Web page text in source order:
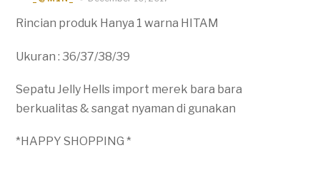
Rincian produk Hanya 1 warna HITAM
Ukuran : 36/37/38/39
Sepatu Jelly Hells import merek bara bara
berkualitas & sangat nyaman di gunakan
*HAPPY SHOPPING *